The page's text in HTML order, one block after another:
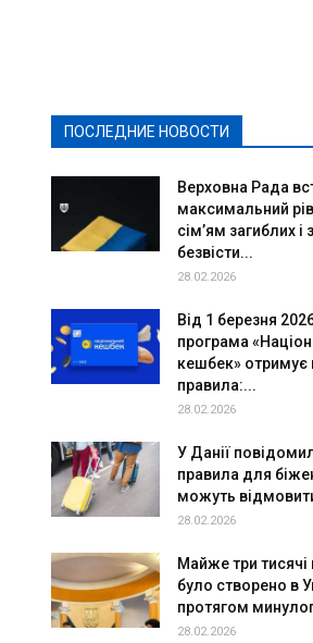
ПОСЛЕДНИЕ НОВОСТИ
Верховна Рада
максимальний
сім’ям загиблих і
безвісти...
28.02.2026
Від 1 березня
програма
кешбек» отримує
правила:...
28.02.2026
У Данії
правила для
можуть
28.02.2026
Майже три тисячі
було створено в
протягом
28.02.2026